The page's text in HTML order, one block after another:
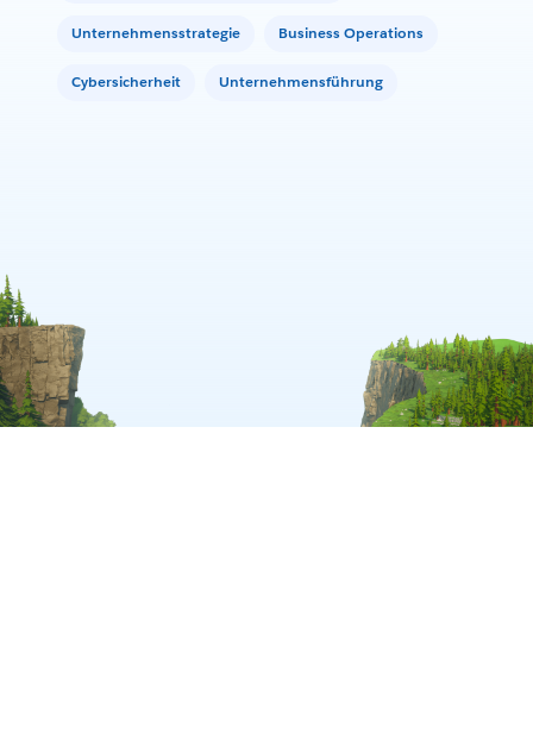
Unternehmensstrategie Business Operations
Cybersicherheit Unternehmensführung